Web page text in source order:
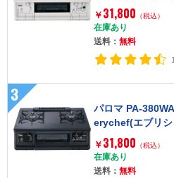
ガス用 右強火力 2
￥ 31,800 （税込）
在庫あり
送料：無料
3
パロマ PA-
erychef(エブリ
用 左強火力 2口)]
￥ 31,800 （税込）
在庫あり
送料：無料